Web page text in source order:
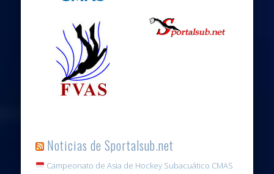
Noticias de Sportalsub.net
Campeonato de Asia de Hockey Subacuático CMAS